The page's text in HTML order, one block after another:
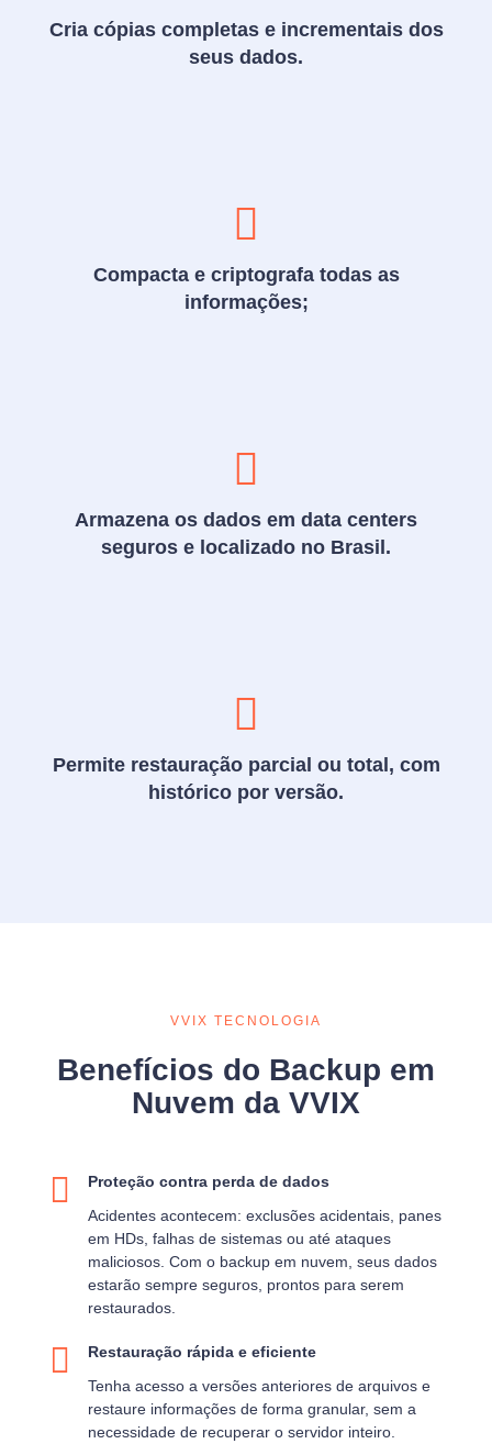
Cria cópias completas e incrementais dos
seus dados.
Compacta e criptografa todas as
informações;
Armazena os dados em data centers
seguros e localizado no Brasil.
Permite restauração parcial ou total, com
histórico por versão.
VVIX TECNOLOGIA
Benefícios do Backup em
Nuvem da VVIX
Proteção contra perda de dados
Acidentes acontecem: exclusões acidentais, panes
em HDs, falhas de sistemas ou até ataques
maliciosos. Com o backup em nuvem, seus dados
estarão sempre seguros, prontos para serem
restaurados.
Restauração rápida e eficiente
Tenha acesso a versões anteriores de arquivos e
restaure informações de forma granular, sem a
necessidade de recuperar o servidor inteiro.